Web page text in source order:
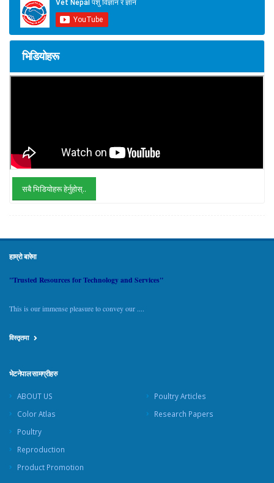
भिडियोहरू
सबै भिडियोहरू हेर्नुहोस्..
हाम्रो बारेमा
"Trusted Resources for Technology and Services"
This is our immense pleasure to convey our ....
विस्तृतमा
भेटनेपाल सामग्रीहरु
ABOUT US
Color Atlas
Poultry
Reproduction
Product Promotion
Poultry Articles
Research Papers